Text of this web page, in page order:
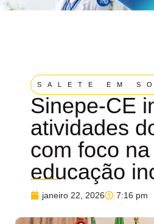
SALETE EM
Sinepe-CE
atividades
com foco na
educação
janeiro 22, 2026 7:16 pm